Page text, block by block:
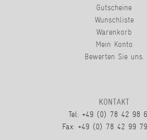
Gutscheine
Wunschliste
Warenkorb
Mein Konto
Bewerten Sie uns.
KONTAKT
Tel: +49 (0) 78 42 98
Fax: +49 (0) 78 42 99